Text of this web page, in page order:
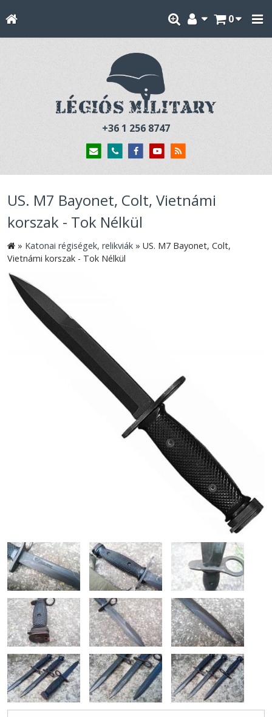
0
+36 1 256 8747
US. M7 Bayonet, Colt, Vietnámi
korszak - Tok Nélkül
» Katonai régiségek, relikviák » US. M7 Bayonet, Colt,
Vietnámi korszak - Tok Nélkül